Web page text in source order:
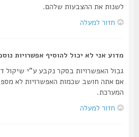
לשנות את ההצבעות שלהם.
חזור למעלה
מדוע אני לא יכול להוסיף אפשרויות נוספות
גבול האפשרויות בסקר נקבע ע"י שיקול
אם אתה חושב שכמות האפשרויות לא מספיקה
המערכת.
חזור למעלה